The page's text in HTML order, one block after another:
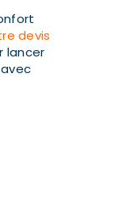
devis
lancer